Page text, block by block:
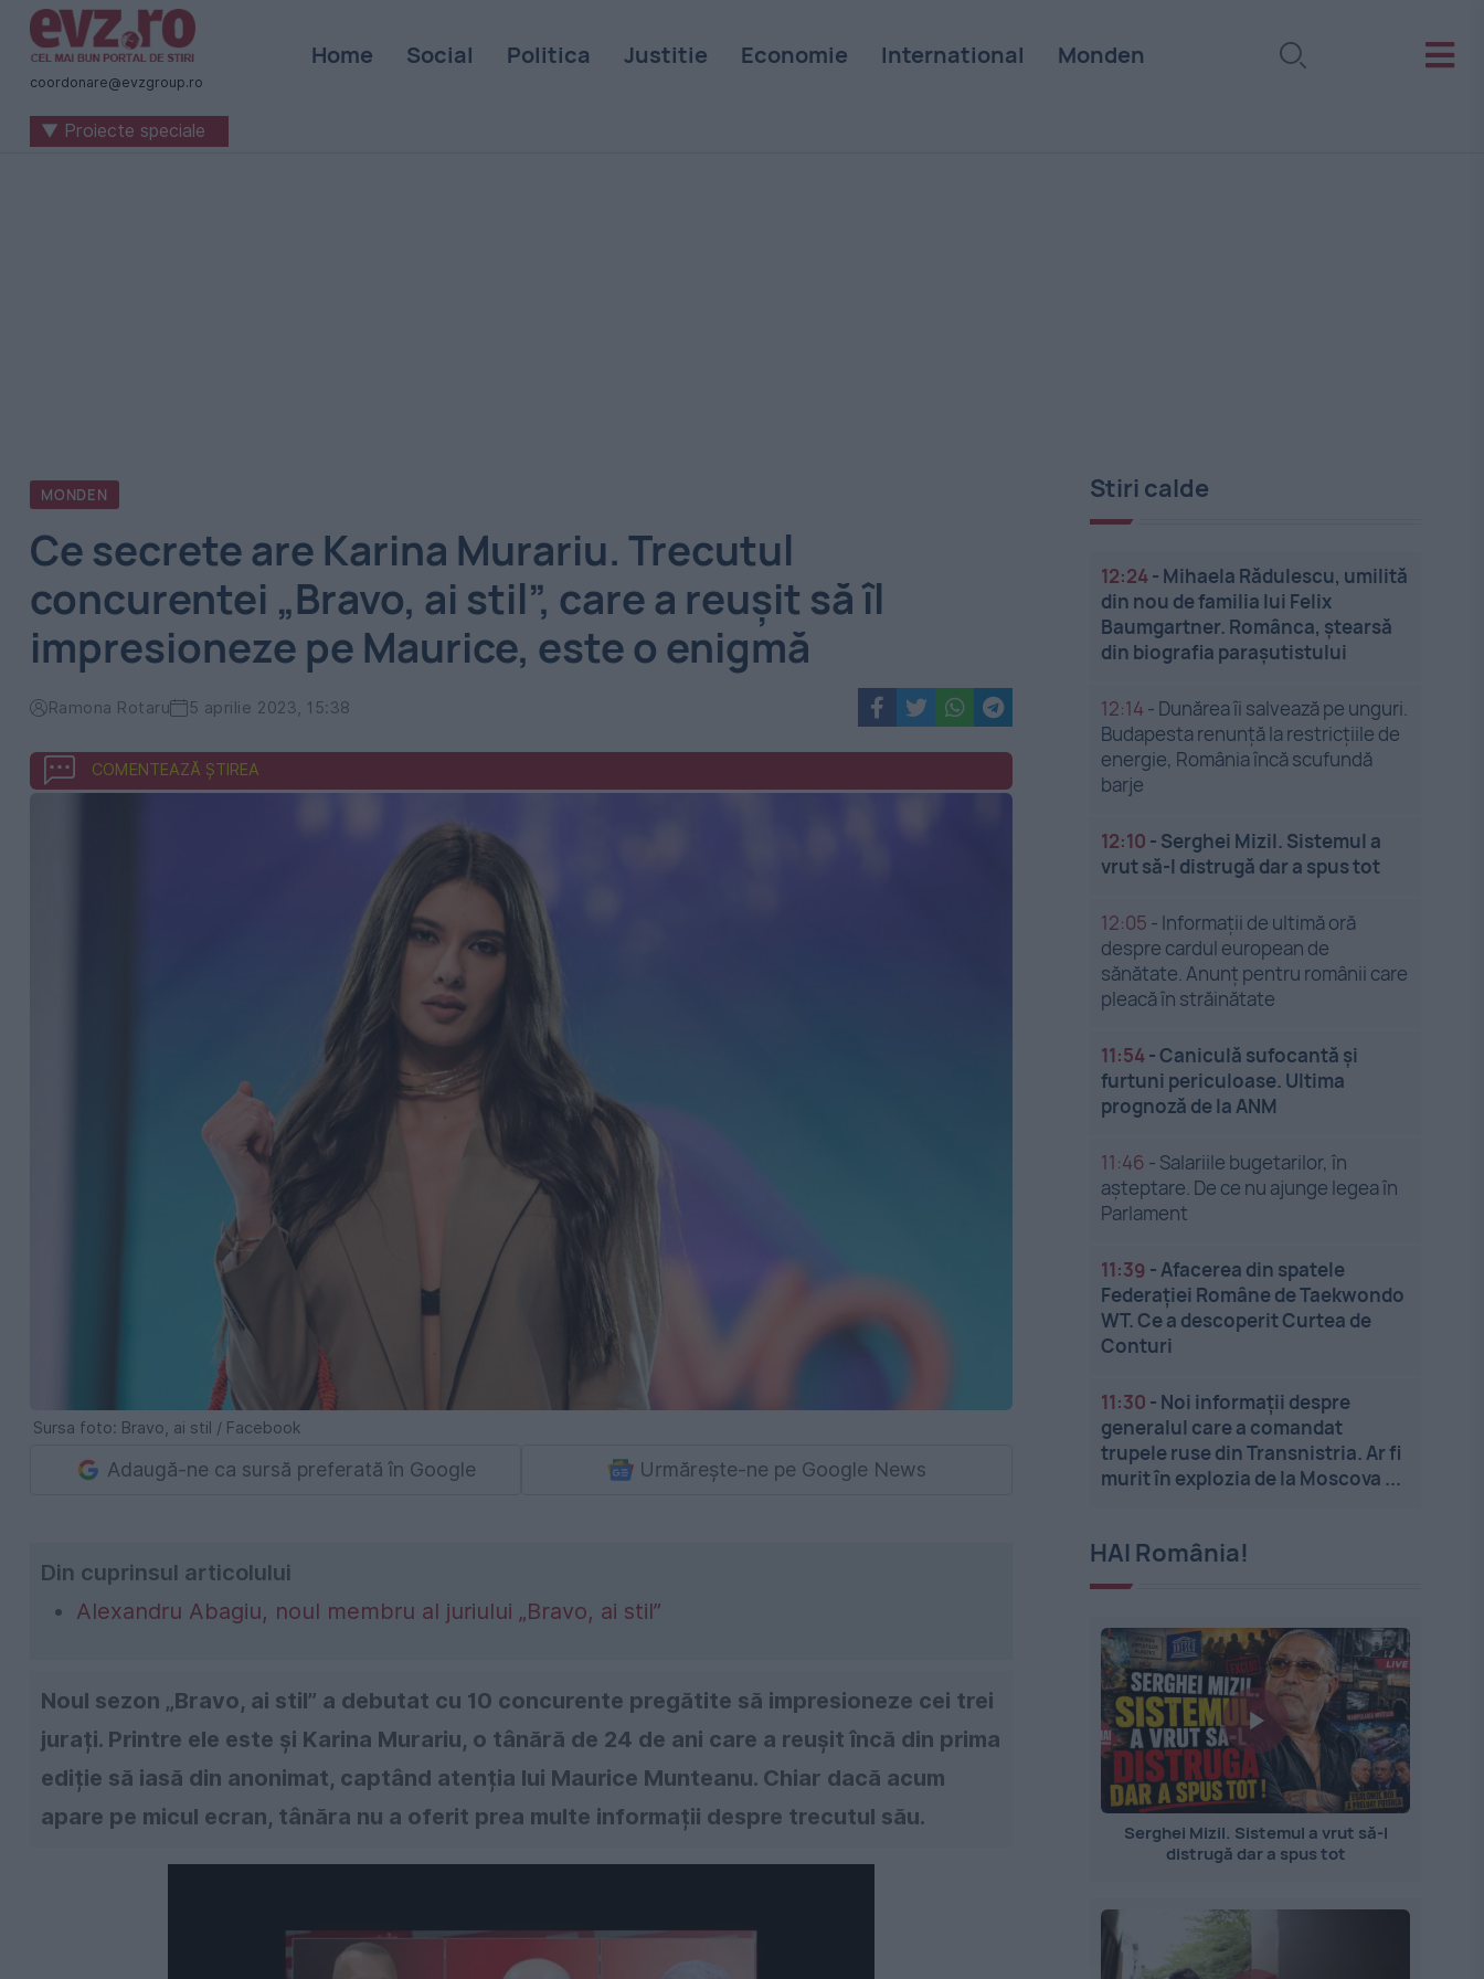
Știri
naționale
internaționale
coordonare@evzgroup.ro
Home Social Politica Justitie Economie International Monden
▼ Proiecte speciale
MONDEN
Ce secrete are Karina Murariu. Trecutul
concurentei „Bravo, ai stil”, care a reușit să îl
impresioneze pe Maurice, este o enigmă
Ramona Rotaru 5 aprilie 2023, 15:38
COMENTEAZĂ ȘTIREA
Sursa foto: Bravo, ai stil / Facebook
Adaugă-ne ca sursă preferată în Google Urmărește-ne pe Google News
Din cuprinsul articolului
Alexandru Abagiu, noul membru al juriului „Bravo, ai stil”
Noul sezon „Bravo, ai stil” a debutat cu 10 concurente pregătite să impresioneze cei trei
jurați. Printre ele este și Karina Murariu, o tânără de 24 de ani care a reușit încă din prima
ediție să iasă din anonimat, captând atenția lui Maurice Munteanu. Chiar dacă acum
apare pe micul ecran, tânăra nu a oferit prea multe informații despre trecutul său.
Stiri calde
12:24- Mihaela Rădulescu, umilită
din nou de familia lui Felix
Baumgartner. Românca, ștearsă
din biografia parașutistului
12:14 - Dunărea îi salvează pe unguri.
Budapesta renunță la restricțiile de
energie, România încă scufundă
barje
12:10 - Serghei Mizil. Sistemul a
vrut să-l distrugă dar a spus tot
12:05 - Informații de ultimă oră
despre cardul european de
sănătate. Anunț pentru românii care
pleacă în străinătate
11:54-Caniculă sufocantă și
furtuni periculoase. Ultima
prognoză de la ANM
11:46 - Salariile bugetarilor, în
așteptare. De ce nu ajunge legea în
Parlament
11:39 -Afacerea din spatele
Federației Române de Taekwondo
WT. Ce a descoperit Curtea de
Conturi
11:30 - Noi informații despre
generalul care a comandat
trupele ruse din Transnistria. Ar fi
murit în explozia de la Moscova ...
HAI România!
Serghei Mizil. Sistemul a vrut să-l
distrugă dar a spus tot